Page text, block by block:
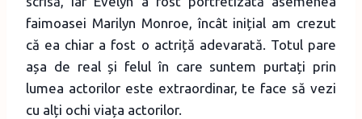
faimoasei Marilyn Monroe, încât inițial am crezut
că ea chiar a fost o actriță adevarată. Totul pare
așa de real și felul în care suntem purtați prin
lumea actorilor este extraordinar, te face să vezi
cu alți ochi viața actorilor.